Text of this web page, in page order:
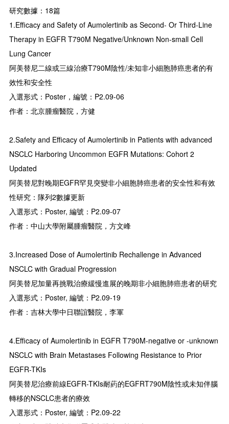
研究數據：18篇
1.Efficacy and Safety of Aumolertinib as Second- Or Third-Line
Therapy in EGFR T790M Negative/Unknown Non-small Cell
Lung Cancer
阿美替尼二線或三線治療T790M陰性/未知非小細胞肺癌患者的有
效性和安全性
入選形式：Poster，編號：P2.09-06
作者：北京腫瘤醫院，方健
2.Safety and Efficacy of Aumolertinib in Patients with advanced
NSCLC Harboring Uncommon EGFR Mutations: Cohort 2
Updated
阿美替尼對晚期EGFR罕見突變非小細胞肺癌患者的安全性和有效
性研究：隊列2數據更新
入選形式：Poster, 編號：P2.09-07
作者：中山大學附屬腫瘤醫院，方文峰
3.Increased Dose of Aumolertinib Rechallenge in Advanced
NSCLC with Gradual Progression
阿美替尼加量再挑戰治療緩慢進展的晚期非小細胞肺癌患者的研究
入選形式：Poster, 編號：P2.09-19
作者：吉林大學中日聯誼醫院，李軍
4.Efficacy of Aumolertinib in EGFR T790M-negative or -unknown
NSCLC with Brain Metastases Following Resistance to Prior
EGFR-TKIs
阿美替尼治療前線EGFR-TKIs耐葯的EGFRT790M陰性或未知伴腦
轉移的NSCLC患者的療效
入選形式：Poster, 編號：P2.09-22